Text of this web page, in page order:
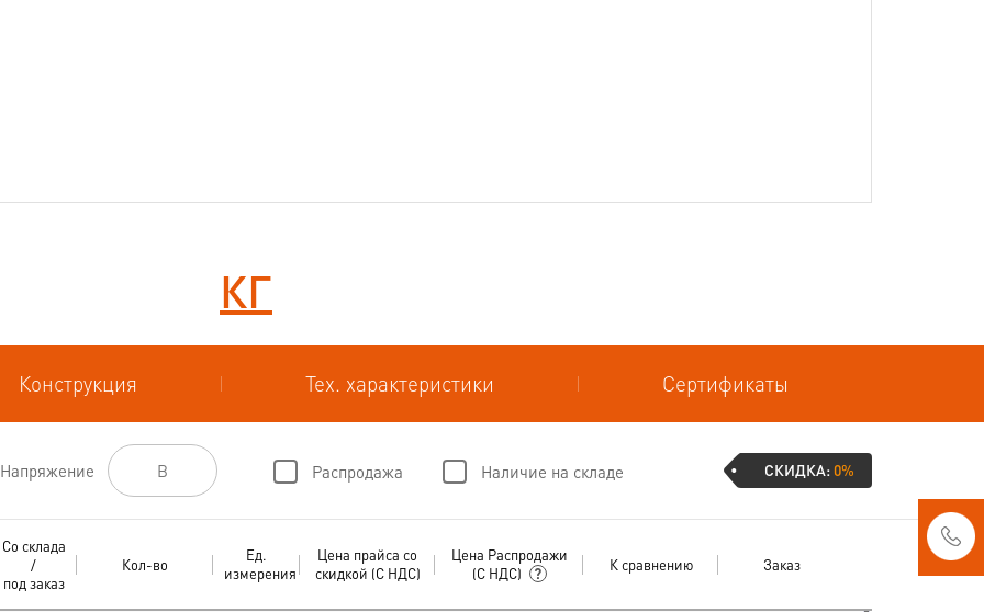
КГ
Конструкция Тех. характеристики Сертификаты
Напряжение Распродажа Наличие на складе СКИДКА:0%
Со склада
/
под заказ
Кол-во
Ед.
измерения
Цена прайса со
скидкой (С НДС)
Цена Распродажи
(С НДС)
К сравнению Заказ